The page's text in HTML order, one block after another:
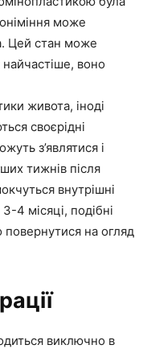
може
Цей стан може
найчастіше, воно
живота, іноді
своєрідні
з’являтися і
тижнів після
внутрішні
4 місяці, подібні
повернутися на огляд
виключно в